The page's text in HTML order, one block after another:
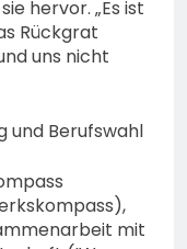
hervor. „Es ist
Rückgrat
uns nicht
und Berufswahl
mit